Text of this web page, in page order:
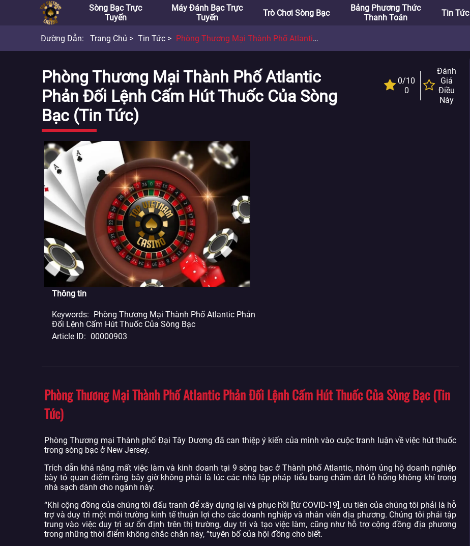
Sòng Bạc Trực
Tuyến
Máy Đánh Bạc Trực
Tuyến
Trò Chơi Sòng Bạc
Bảng Phương Thức
Thanh Toán
Tin Tức
Đường Dẫn: Trang Chủ Tin Tức Phòng Thương Mại Thành Phố Atlantic Phản Đối Lệnh Cấm Hút Thuốc Của Sòng Bạc
Phòng Thương Mại Thành Phố Atlantic
Phản Đối Lệnh Cấm Hút Thuốc Của Sòng
Bạc (Tin Tức)
0/10
0
Đánh
Giá
Điều
Này
Thông tin
Keywords
Phòng Thương Mại Thành Phố Atlantic Phản
Đối Lệnh Cấm Hút Thuốc Của Sòng Bạc
Article ID
00000903
Phòng Thương Mại Thành Phố Atlantic Phản Đối Lệnh Cấm Hút Thuốc Của Sòng Bạc (Tin
Tức)
Phòng Thương mại Thành phố Đại Tây Dương đã can thiệp ý kiến ​​của mình vào cuộc tranh luận về việc hút thuốc
trong sòng bạc ở New Jersey.
Trích dẫn khả năng mất việc làm và kinh doanh tại 9 sòng bạc ở Thành phố Atlantic, nhóm ủng hộ doanh nghiệp
bày tỏ quan điểm rằng bây giờ không phải là lúc các nhà lập pháp tiểu bang chấm dứt lỗ hổng không khí trong
nhà sạch dành cho ngành này.
“Khi cộng đồng của chúng tôi đấu tranh để xây dựng lại và phục hồi [từ COVID-19], ưu tiên của chúng tôi phải là hỗ
trợ và duy trì một môi trường kinh tế thuận lợi cho các doanh nghiệp và nhân viên địa phương. Chúng tôi phải tập
trung vào việc duy trì sự ổn định trên thị trường, duy trì và tạo việc làm, cũng như hỗ trợ cộng đồng địa phương
trong những thời điểm không chắc chắn này, ”tuyên bố của hội đồng cho biết.